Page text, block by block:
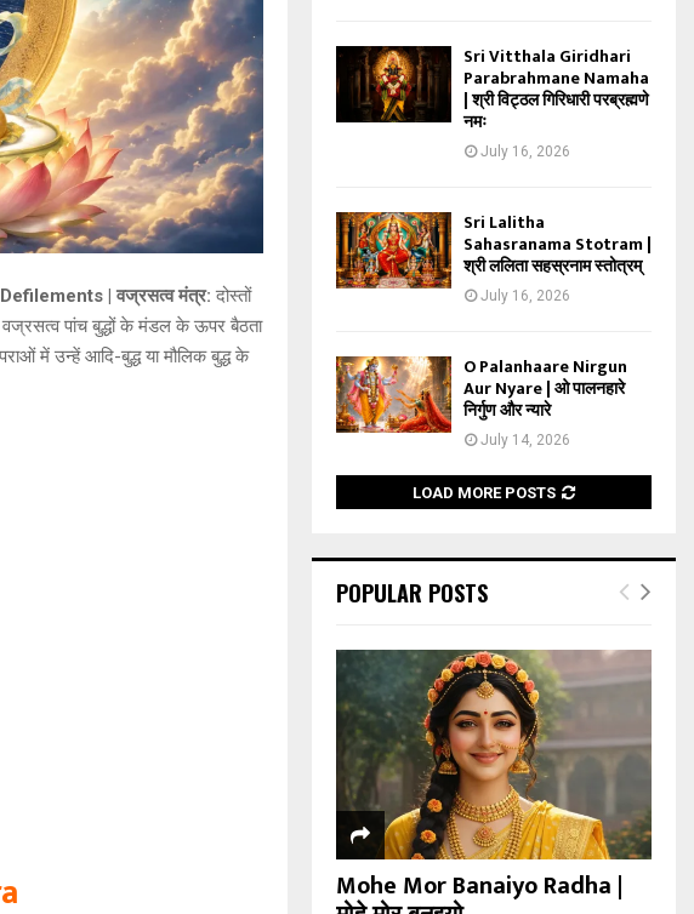
| वज्रसत्व मंत्र: दोस्तों
पांच बुद्धों के मंडल के ऊपर बैठता
में उन्हें आदि-बुद्ध या मौलिक बुद्ध के
Sri Vitthala Giridhari
Parabrahmane Namaha
| श्री विट्ठल गिरिधारी परब्रह्मणे
नमः
July 16, 2026
Sri Lalitha
Sahasranama Stotram |
श्री ललिता सहस्रनाम स्तोत्रम्
July 16, 2026
O Palanhaare Nirgun
Aur Nyare | ओ पालनहारे
निर्गुण और न्यारे
July 14, 2026
LOAD MORE POSTS
POPULAR POSTS
Mohe Mor Banaiyo Radha |